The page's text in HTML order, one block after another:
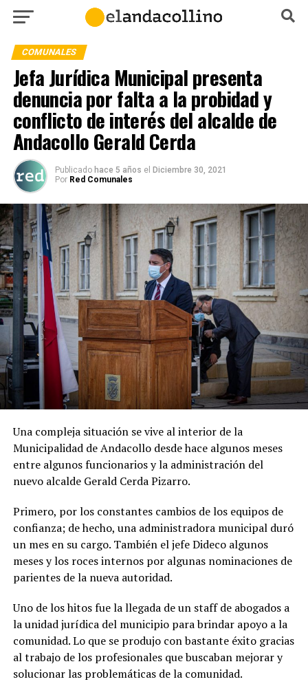
COMUNALES
Jefa Jurídica Municipal presenta
denuncia por falta a la probidad y
conflicto de interés del alcalde de
Andacollo Gerald Cerda
Publicado hace 5 años el Diciembre 30, 2021
Por Red Comunales
Una compleja situación se vive al interior de la
Municipalidad de Andacollo desde hace algunos meses
entre algunos funcionarios y la administración del
nuevo alcalde Gerald Cerda Pizarro.
Primero, por los constantes cambios de los equipos de
confianza; de hecho, una administradora municipal duró
un mes en su cargo. También el jefe Dideco algunos
meses y los roces internos por algunas nominaciones de
parientes de la nueva autoridad.
Uno de los hitos fue la llegada de un staff de abogados a
la unidad jurídica del municipio para brindar apoyo a la
comunidad. Lo que se produjo con bastante éxito gracias
al trabajo de los profesionales que buscaban mejorar y
solucionar las problemáticas de la comunidad.